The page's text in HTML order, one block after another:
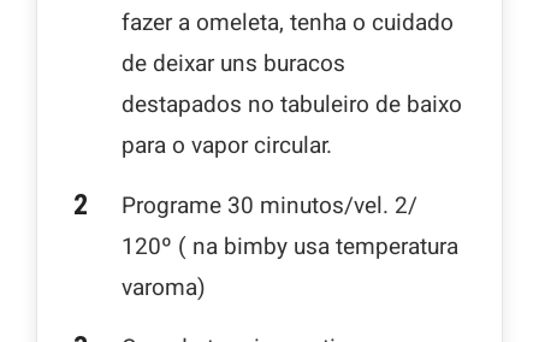
fazer a omeleta, tenha o cuidado
de deixar uns buracos
destapados no tabuleiro de baixo
para o vapor circular.
Programe 30 minutos/vel. 2/
120º ( na bimby usa temperatura
varoma)